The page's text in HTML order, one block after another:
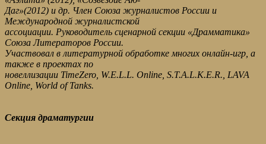
Даг»(2012) и др. Член Союза журналистов России и
Международной журналистской
ассоциации. Руководитель сценарной секции «Драмматика»
Союза Литераторов России.
Участвовал в литературной обработке многих онлайн-игр, а
также в проектах по
новеллизации TimeZero, W.E.L.L. Online, S.T.A.L.K.E.R., LAVA
Online, World of Tanks.
Секция драматургии